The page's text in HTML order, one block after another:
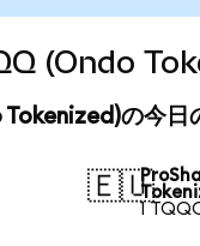
の今日
🇪🇺
1